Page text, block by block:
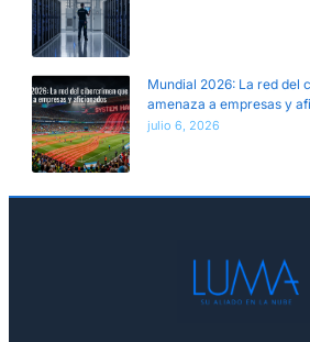
Mundial 2026: La red del
amenaza a empresas y
julio 6, 2026